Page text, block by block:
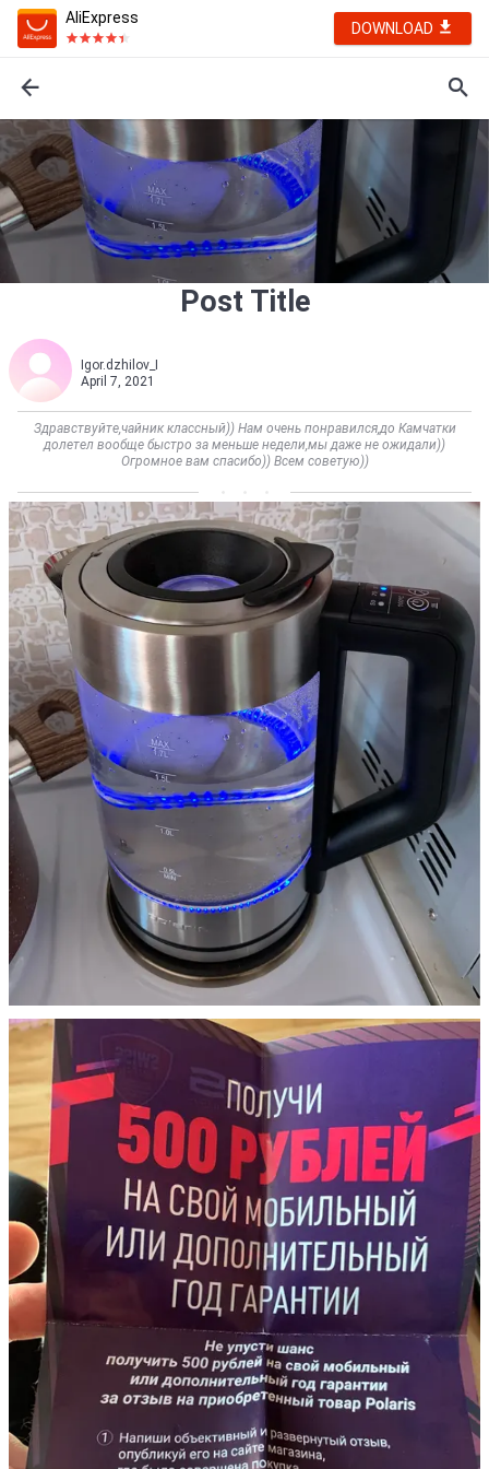
AliExpress
DOWNLOAD
Post Title
Igor.dzhilov_I
April 7, 2021
Здравствуйте,чайник классный)) Нам очень понравился,до Камчатки
долетел вообще быстро за меньше недели,мы даже не ожидали))
Огромное вам спасибо)) Всем советую))